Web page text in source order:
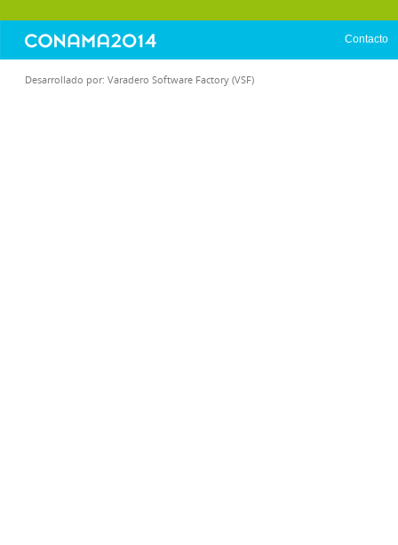
Contacto
Desarrollado por: Varadero Software Factory (VSF)